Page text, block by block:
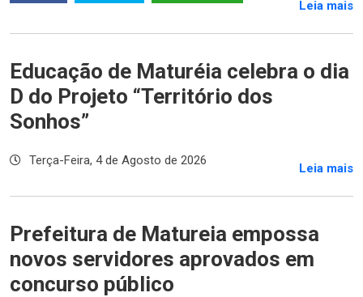
Leia mais
Educação de Maturéia celebra o dia
D do Projeto “Território dos
Sonhos”
Terça-Feira, 4 de Agosto de 2026
Leia mais
Prefeitura de Matureia empossa
novos servidores aprovados em
concurso público